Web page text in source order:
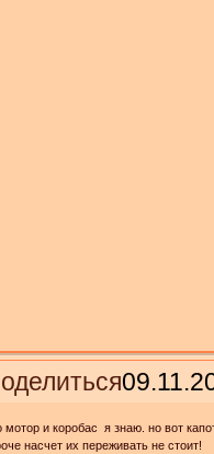
мотор и коробас я знаю. но вот
насчет их переживать не стоит!